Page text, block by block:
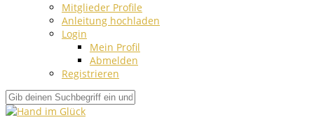
Mitglieder Profile
Anleitung hochladen
Login
Mein Profil
Abmelden
Registrieren